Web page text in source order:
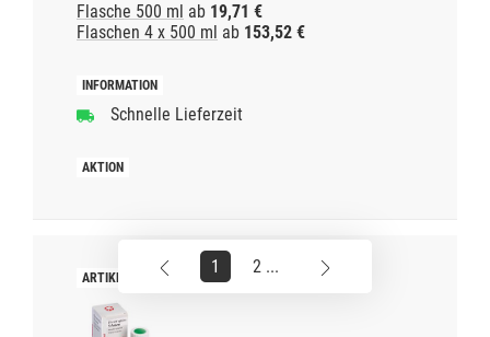
Flasche 500 ml ab 19,71 €
Flaschen 4 x 500 ml ab 153,52 €
Schnelle Lieferzeit
1 2 ...